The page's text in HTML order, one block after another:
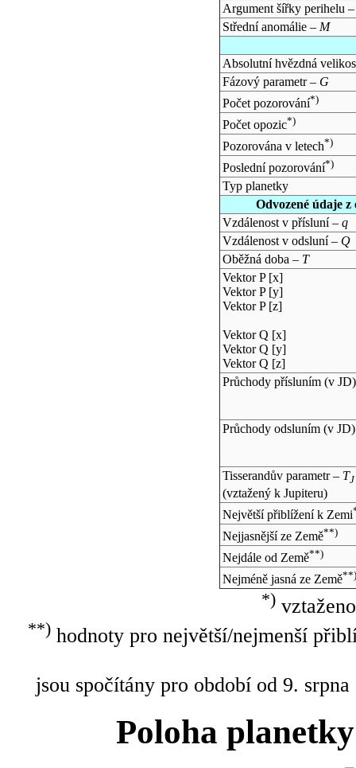
Argument šířky perihelu
Střední anomálie – M
Absolutní hvězdná
Fázový parametr – G
Počet pozorování*)
Počet opozic*)
Pozorována v letech*)
Poslední pozorování*)
Typ planetky
Odvozené údaje
Vzdálenost v přísluní – q
Vzdálenost v odsluní – Q
Oběžná doba – T
Vektor P [x]
Vektor P [y]
Vektor P [z]
Vektor Q [x]
Vektor Q [y]
Vektor Q [z]
Průchody přísluním (v JD)
Průchody odsluním (v JD)
Tisserandův parametr – TJ
(vztažený k Jupiteru)
Největší přiblížení k Zemi
Nejjasnější ze Země**)
Nejdále od Země**)
Nejméně jasná ze Země**)
*)
**)hodnoty pro největší/nejmenší
jsou spočítány pro období od 9.
Poloha